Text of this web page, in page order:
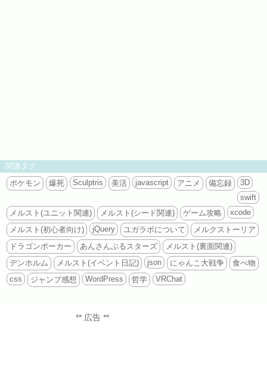
関連タグ
ポケモン
爆死 Sculptris 美活 javascript アニメ 備忘録
3D
swift
メルスト(ユニット関連)
メルスト(シード関連) ゲーム攻略
xcode
メルスト(初心者向け)
jQuery ユガラボについて
メルクストーリア
ドラゴンポーカー
あんさんぶるスターズ
メルスト(裏面関連)
デンホルム
メルスト(イベント日記) json にゃんこ大戦争
食べ物
css
ジャンプ感想 WordPress 哲学 VRChat
** 広告 **